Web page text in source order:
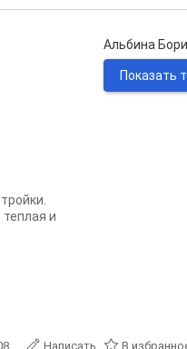
и
Альбина
Показать
Написать В